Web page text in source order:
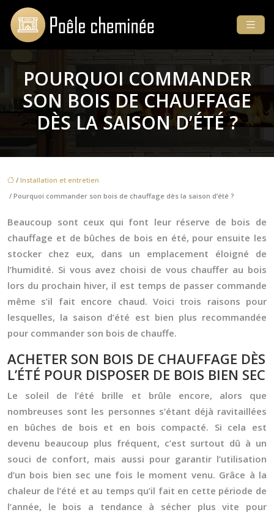
POURQUOI COMMANDER
SON BOIS DE CHAUFFAGE
DÈS LA SAISON D’ÉTÉ ?
/ Installation et entretien
/ Pourquoi commander son bois de chauffage dès la saison d’été ?
Beaucoup sont ceux qui font leur réserve de bois de
chauffage et de bûches de bois en été, pour ensuite les
stocker chez eux, dans un emplacement éloigné de
l’humidité. Si vous avez choisi de vous chauffer au bois
lors du prochain hiver, il est temps de passer commande
même s’il fait encore chaud. Voici trois raisons pour
lesquelles, la saison d’été est bien plus recommandée
pour commander son bois de chauffe.
ACHETER SON BOIS DE CHAUFFAGE DÈS
L’ÉTÉ POUR DISPOSER DE BOIS BIEN SEC
Le soleil de l’été brille et brûle encore, alors que
nombreuses sont les personnes s’étant déjà ravitaillées
en bûches de bois et en bois compacté. Si cela est
devenu beaucoup plus fréquent, c’est surtout dû à un
souci de confort, mais aussi pour garantir l’utilisation
d’un bois bien sec une fois le moment venu. Grâce à la
chaleur de l’été et au temps qu’il fait en cette période de
l’année, le bois a tendance à sécher plus vite pour